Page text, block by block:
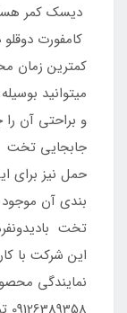
دیسک کمر
کامفورت
کمترین زمان
میتوانید
و براحتی آن
جابجایی تخت
حمل نیز برای
بندی آن موجود
تخت
این شرکت با
نمایندگی